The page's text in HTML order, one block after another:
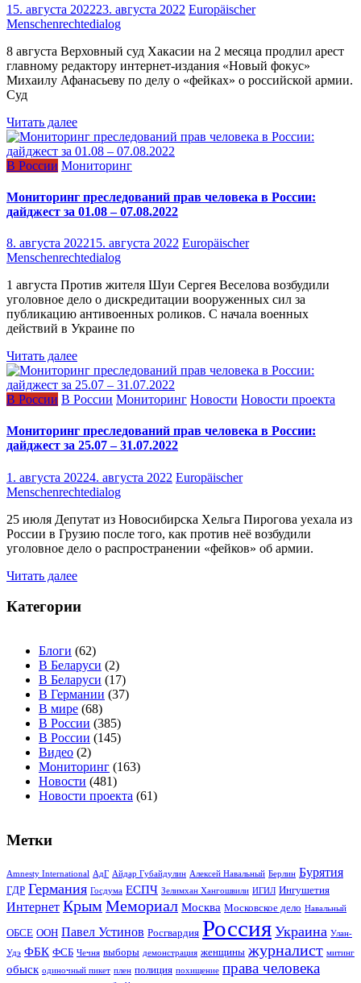
15. августа 202223. августа 2022 Europäischer
Menschenrechtedialog
8 августа Верховный суд Хакасии на 2 месяца продлил арест
главному редактору интернет-издания «Новый фокус»
Михаилу Афанасьеву по делу о «фейках» о российской армии.
Суд
Читать далее
В России Мониторинг
Мониторинг преследований прав человека в России:
дайджест за 01.08 – 07.08.2022
8. августа 202215. августа 2022 Europäischer
Menschenrechtedialog
1 августа Против жителя Шуи Сергея Веселова возбудили
уголовное дело о дискредитации вооруженных сил за
публикацию антивоенных роликов. С начала военных
действий в Украине по
Читать далее
В России В России Мониторинг Новости Новости проекта
Мониторинг преследований прав человека в России:
дайджест за 25.07 – 31.07.2022
1. августа 20224. августа 2022 Europäischer
Menschenrechtedialog
25 июля Депутат из Новосибирска Хельга Пирогова уехала из
России в Грузию после того, как против неё возбудили
уголовное дело о распространении «фейков» об армии.
Читать далее
Категории
Блоги (62)
В Беларуси (2)
В Беларуси (17)
В Германии (37)
В мире (68)
В России (385)
В России (145)
Видео (2)
Мониторинг (163)
Новости (481)
Новости проекта (61)
Метки
Amnesty International АдГ Айдар Губайдулин Алексей Навальный Берлин Бурятия
ГДР Германия Госдума ЕСПЧ Зелимхан Хангошвили ИГИЛ Ингушетия
Интернет Крым Мемориал Москва Московское дело Навальный
ОБСЕ ООН Павел Устинов Росгвардия Россия Украина Улан-
Удэ ФБК ФСБ Чечня выборы демонстрация женщины журналист митинг
обыск одиночный пикет плен полиция похищение права человека